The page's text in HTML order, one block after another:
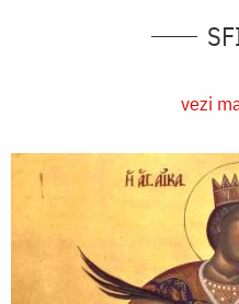
vezi